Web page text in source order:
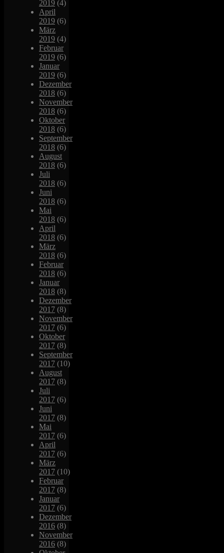
2019 (4)
April
2019 (6)
März
2019 (4)
Februar
2019 (6)
Januar
2019 (6)
Dezember
2018 (6)
November
2018 (6)
Oktober
2018 (6)
September
2018 (6)
August
2018 (6)
Juli
2018 (6)
Juni
2018 (6)
Mai
2018 (6)
April
2018 (6)
März
2018 (6)
Februar
2018 (6)
Januar
2018 (8)
Dezember
2017 (8)
November
2017 (6)
Oktober
2017 (8)
September
2017 (10)
August
2017 (8)
Juli
2017 (6)
Juni
2017 (8)
Mai
2017 (6)
April
2017 (6)
März
2017 (10)
Februar
2017 (8)
Januar
2017 (6)
Dezember
2016 (8)
November
2016 (8)